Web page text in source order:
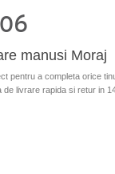
manusi Moraj
pentru a completa orice
livrare rapida si retur in